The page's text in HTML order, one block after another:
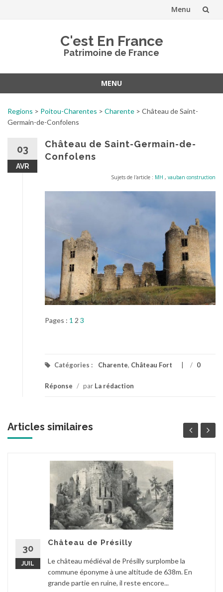
Menu
C'est En France
Patrimoine de France
MENU
contenu
Regions > Poitou-Charentes > Charente > Château de Saint-
Germain-de-Confolens
03
AVR
Château de Saint-Germain-de-
Confolens
Sujets de l'article : MH , vauban construction
Pages : 1 2 3
Catégories : Charente, Château Fort / 0
Réponse / par La rédaction
Articles similaires
30
JUIL
Château de Présilly
Le château médiéval de Présilly surplombe la
commune éponyme à une altitude de 638m. En
grande partie en ruine, il reste encore...